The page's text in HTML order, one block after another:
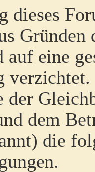
dieses
Gründen
eine
der
dem
die